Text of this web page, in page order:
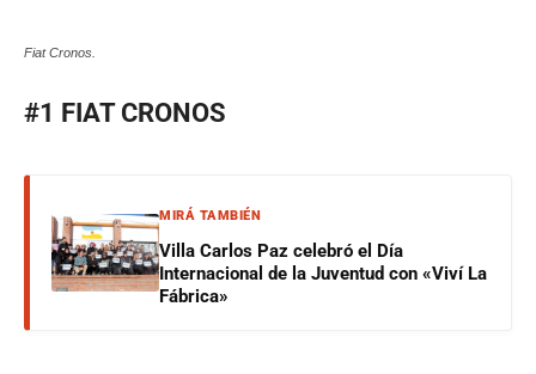
Fiat Cronos.
#1 FIAT CRONOS
MIRÁ TAMBIÉN
Villa Carlos Paz celebró el Día
Internacional de la Juventud con «Viví La
Fábrica»